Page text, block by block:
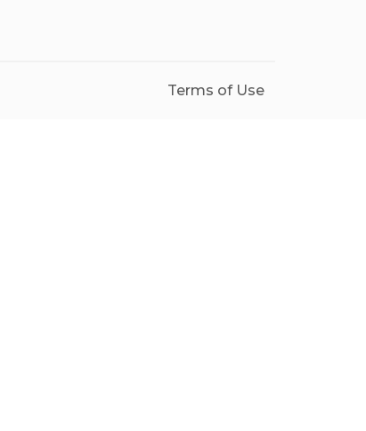
Terms of Use